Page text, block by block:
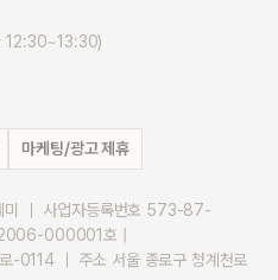
12:30~13:30)
마케팅/광고 제휴
미 ｜ 사업자등록번호 573-87-
000001호 |
-0114 ｜ 주소 서울 종로구 청계천로